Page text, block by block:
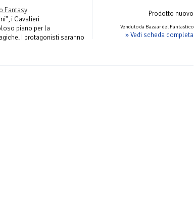
Prodotto nuovo
Venduto da Bazaar del Fantastico
» Vedi scheda completa
Fantasy
i Cavalieri
piano per la
I protagonisti saranno